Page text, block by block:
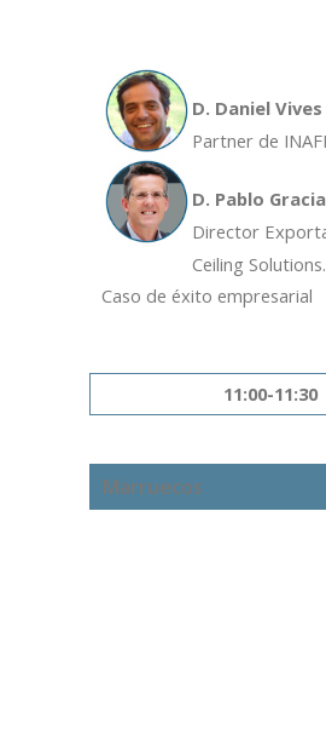
D. Daniel Vives
Partner de
D. Pablo Gracia
Director
Ceiling Solutions.
Caso de éxito empresarial
11:00-11:30
Marruecos